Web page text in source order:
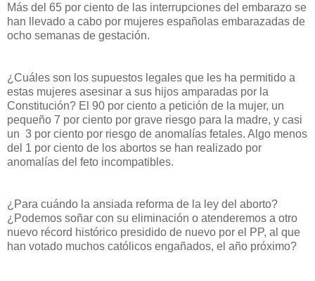
Más del 65 por ciento de las interrupciones del embarazo se
han llevado a cabo por mujeres españolas embarazadas de
ocho semanas de gestación.
¿Cuáles son los supuestos legales que les ha permitido a
estas mujeres asesinar a sus hijos amparadas por la
Constitución? El 90 por ciento a petición de la mujer, un
pequeño 7 por ciento por grave riesgo para la madre, y casi
un 3 por ciento por riesgo de anomalías fetales. Algo menos
del 1 por ciento de los abortos se han realizado por
anomalías del feto incompatibles.
¿Para cuándo la ansiada reforma de la ley del aborto?
¿Podemos soñar con su eliminación o atenderemos a otro
nuevo récord histórico presidido de nuevo por el PP, al que
han votado muchos católicos engañados, el año próximo?